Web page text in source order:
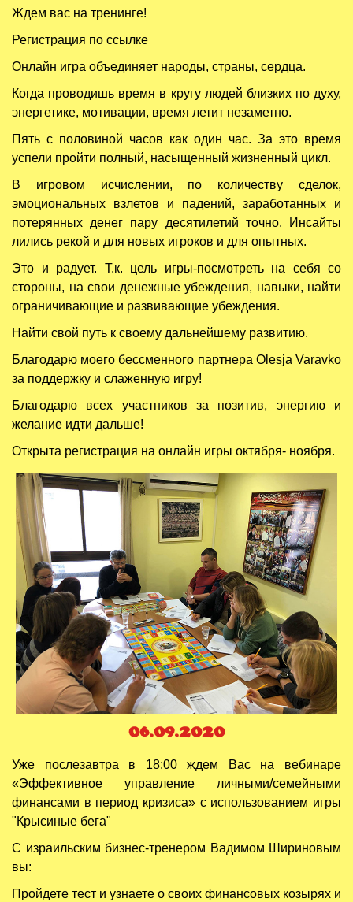
Ждем вас на тренинге!
Регистрация по ссылке
Онлайн игра объединяет народы, страны, сердца.
Когда проводишь время в кругу людей близких по духу,
энергетике, мотивации, время летит незаметно.
Пять с половиной часов как один час. За это время
успели пройти полный, насыщенный жизненный цикл.
В игровом исчислении, по количеству сделок,
эмоциональных взлетов и падений, заработанных и
потерянных денег пару десятилетий точно. Инсайты
лились рекой и для новых игроков и для опытных.
Это и радует. Т.к. цель игры-посмотреть на себя со
стороны, на свои денежные убеждения, навыки, найти
ограничивающие и развивающие убеждения.
Найти свой путь к своему дальнейшему развитию.
Благодарю моего бессменного партнера Olesja Varavko
за поддержку и слаженную игру!
Благодарю всех участников за позитив, энергию и
желание идти дальше!
Открыта регистрация на онлайн игры октября- ноября.
06.09.2020
Уже послезавтра в 18:00 ждем Вас на вебинаре
«Эффективное управление личными/семейными
финансами в период кризиса» с использованием игры
"Крысиные бега"
С израильским бизнес-тренером Вадимом Шириновым
вы:
Пройдете тест и узнаете о своих финансовых козырях и